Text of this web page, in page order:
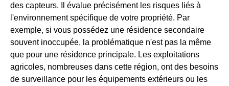
des capteurs. Il évalue précisément les risques liés à
l'environnement spécifique de votre propriété. Par
exemple, si vous possédez une résidence secondaire
souvent inoccupée, la problématique n'est pas la même
que pour une résidence principale. Les exploitations
agricoles, nombreuses dans cette région, ont des besoins
de surveillance pour les équipements extérieurs ou les